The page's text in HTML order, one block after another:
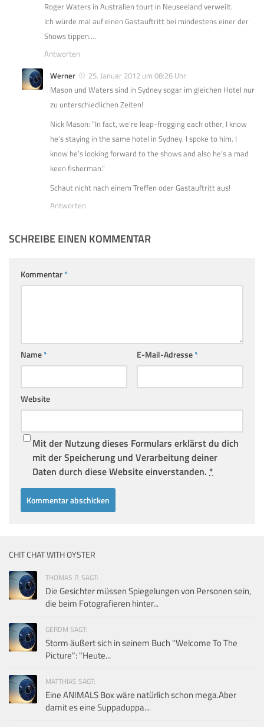
Roger Waters in Australien tourt in Neuseeland verweilt.
Ich würde mal auf einen Gastauftritt bei mindestens einer der
Shows tippen….
Antworten
Werner
25. Januar 2012 um 08:26 Uhr
Mason und Waters sind in Sydney sogar im gleichen Hotel nur
zu unterschiedlichen Zeiten!
Nick Mason: “In fact, we’re leap-frogging each other, I know
he’s staying in the same hotel in Sydney. I spoke to him. I
know he’s looking forward to the shows and also he’s a mad
keen fisherman.”
Schaut nicht nach einem Treffen oder Gastauftritt aus!
Antworten
SCHREIBE EINEN KOMMENTAR
Kommentar*
Name* E-Mail-Adresse*
Website
Mit der Nutzung dieses Formulars erklärst du dich
mit der Speicherung und Verarbeitung deiner
Daten durch diese Website einverstanden. *
CHIT CHAT WITH OYSTER
THOMAS P. SAGT:
Die Gesichter müssen Spiegelungen von Personen sein,
die beim Fotografieren hinter...
GERDM SAGT:
Storm äußert sich in seinem Buch "Welcome To The
Picture": "Heute...
MATTHIAS SAGT:
Eine ANIMALS Box wäre natürlich schon mega.Aber
damit es eine Suppaduppa...